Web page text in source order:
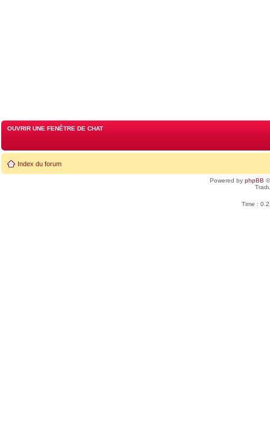
OUVRIR UNE FENÊTRE DE CHAT
Index du forum
Powered by phpBB
Time :